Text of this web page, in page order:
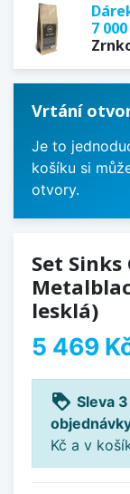
7
Vrtání
Je to
košíku si
otvory.
Set Sinks
lesklá)
5 469
loyalty Sleva
Kč a v